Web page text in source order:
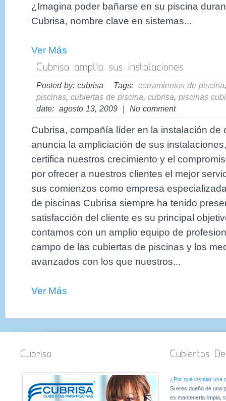
¿Imagina poder bañarse en su piscina
Cubrisa, nombre clave en sistemas...
Ver Más
Posted by: cubrisa Tags: cerramientos de piscina
piscinas, cubiertas de piscina, cubrisa, piscinas
date: agosto 13, 2009 | No comment
Cubrisa, compañía líder en la instalación de
anuncia la ampliciación de sus
certifica nuestros crecimiento y el
por ofrecer a nuestros clientes el mejor
sus comienzos como empresa
de piscinas Cubrisa siempre ha tenido
satisfacción del cliente es su principal
contamos con un amplio equipo de
campo de las cubiertas de piscinas y los
avanzados con los que nuestros...
Ver Más
¿Por qué instalar una
Si eres dueño de una
es mantenerla limpia,